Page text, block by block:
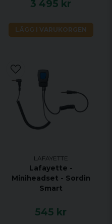
3 495 kr
LÄGG I VARUKORGEN
LAFAYETTE
Lafayette -
Miniheadset - Sordin
Smart
545 kr